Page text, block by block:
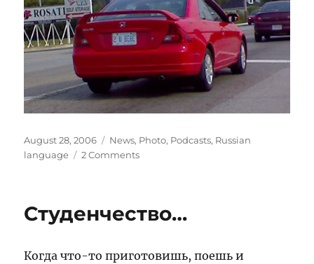
Posted
on
August 28, 2006 Categories
News, Photo, Podcasts, Russian
language
2 Commentson
от
и
Студенчество…
Когда что-то приготовишь, поешь и